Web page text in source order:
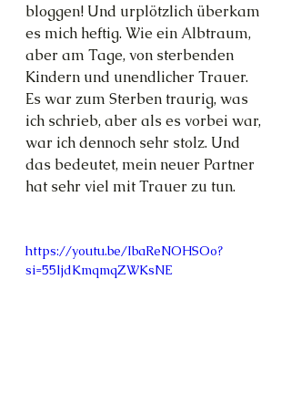
bloggen! Und urplötzlich überkam
es mich heftig. Wie ein Albtraum,
aber am Tage, von sterbenden
Kindern und unendlicher Trauer.
Es war zum Sterben traurig, was
ich schrieb, aber als es vorbei war,
war ich dennoch sehr stolz. Und
das bedeutet, mein neuer Partner
hat sehr viel mit Trauer zu tun.
https://youtu.be/IbaReNOHSOo?
si=55ljdKmqmqZWKsNE